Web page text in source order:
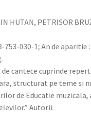
HUTAN, PETRISOR
753-030-1; An de aparitie :
de cantece cuprinde
structurat pe teme si
de Educatie muzicala,
Autorii.